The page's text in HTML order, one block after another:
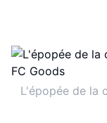
L'épopée de la